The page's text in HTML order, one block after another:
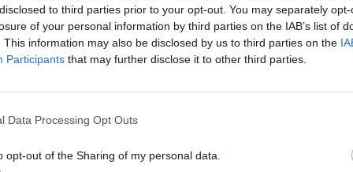
to third parties prior to your opt-out. You may separately
of your personal information by third parties on the IAB’s list of
This information may also be disclosed by us to third parties on the
Participants that may further disclose it to other third parties.
Data Processing Opt Outs
opt-out of the Sharing of my personal data.
Последвайте ни във
ВЪВ